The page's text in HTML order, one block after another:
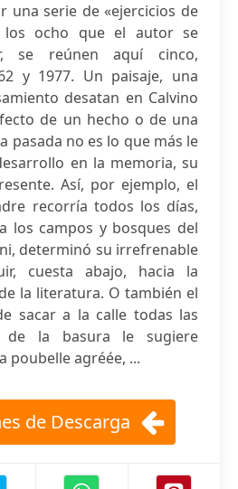
una serie de «ejercicios de
los ocho que el autor se
se reúnen aquí cinco,
y 1977. Un paisaje, una
desatan en Calvino
de un hecho o de una
pasada no es lo que más le
en la memoria, su
Así, por ejemplo, el
recorría todos los días,
los campos y bosques del
determinó su irrefrenable
cuesta abajo, hacia la
la literatura. O también el
sacar a la calle todas las
de la basura le sugiere
poubelle agréée, ...
de Descarga